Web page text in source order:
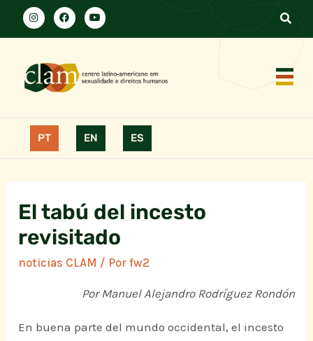
PT EN ES
El tabú del incesto
revisitado
noticias CLAM / Porfw2
Por Manuel Alejandro Rodríguez Rondón
En buena parte del mundo occidental, el incesto